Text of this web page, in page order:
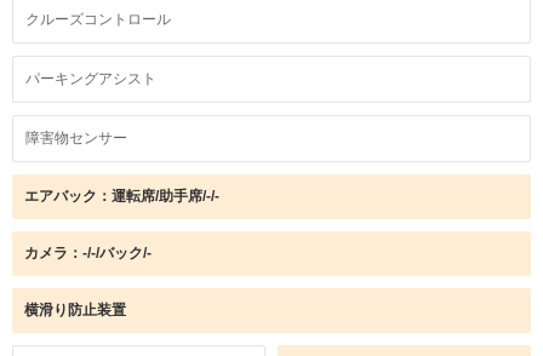
クルーズコントロール
パーキングアシスト
障害物センサー
エアバック：運転席/助手席/-/-
カメラ：-/-/バック/-
横滑り防止装置